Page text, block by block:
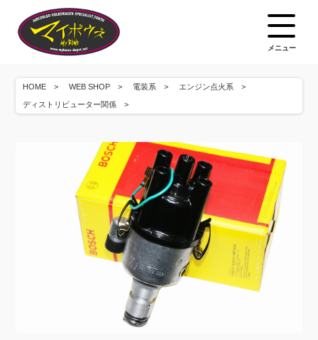
メニュー
HOME WEB SHOP 電装系 エンジン点火系
ディストリビューター関係